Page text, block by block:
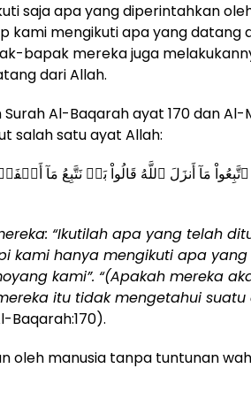
saja apa yang diperintahkan
kami mengikuti apa yang datang
bapak mereka juga
dari Allah.
Al-Baqarah ayat 170 dan Al-
salah satu ayat Allah:
“Ikutilah apa yang telah
kami hanya mengikuti apa
kami”. “(Apakah mereka
itu tidak mengetahui
Baqarah:170).
oleh manusia tanpa tuntunan